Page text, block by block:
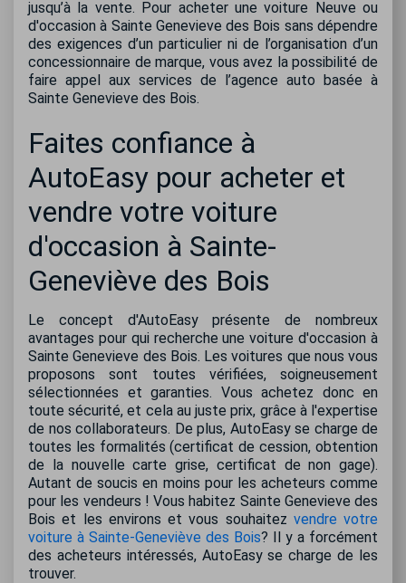
jusqu’à la vente. Pour acheter une voiture Neuve ou
d'occasion à Sainte Genevieve des Bois sans dépendre
des exigences d’un particulier ni de l’organisation d’un
concessionnaire de marque, vous avez la possibilité de
faire appel aux services de l’agence auto basée à
Sainte Genevieve des Bois.
Faites confiance à
AutoEasy pour acheter et
vendre votre voiture
d'occasion à Sainte-
Geneviève des Bois
Le concept d'AutoEasy présente de nombreux
avantages pour qui recherche une voiture d'occasion à
Sainte Genevieve des Bois. Les voitures que nous vous
proposons sont toutes vérifiées, soigneusement
sélectionnées et garanties. Vous achetez donc en
toute sécurité, et cela au juste prix, grâce à l'expertise
de nos collaborateurs. De plus, AutoEasy se charge de
toutes les formalités (certificat de cession, obtention
de la nouvelle carte grise, certificat de non gage).
Autant de soucis en moins pour les acheteurs comme
pour les vendeurs ! Vous habitez Sainte Genevieve des
Bois et les environs et vous souhaitez vendre votre
voiture à Sainte-Geneviève des Bois? Il y a forcément
des acheteurs intéressés, AutoEasy se charge de les
trouver.